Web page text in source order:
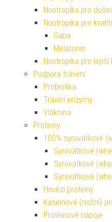
Nootropika pro
Nootropika pro
Gaba
Melatonin
Nootropika pro lepší
Podpora trávení
Probiotika
Trávicí enzymy
Vláknina
Proteiny
100% syrovátkové
Syrovátkové
Syrovátkové
Syrovátkové
Hovězí proteiny
Kaseinové (noční)
Proteinové nápoje